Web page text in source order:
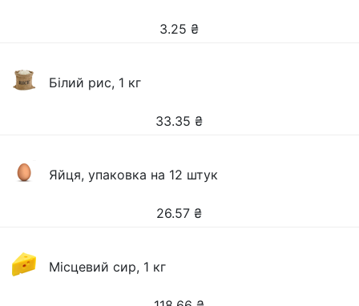
3.25 ₴
Білий рис, 1 кг
33.35 ₴
Яйця, упаковка на 12 штук
26.57 ₴
Місцевий сир, 1 кг